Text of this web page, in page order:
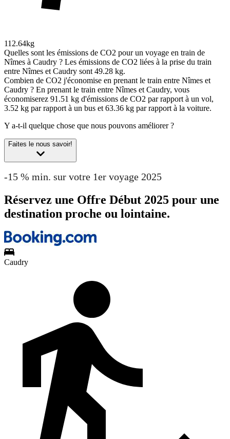
112.64kg
Quelles sont les émissions de CO2 pour un voyage en train de
Nîmes à Caudry ? Les émissions de CO2 liées à la prise du train
entre Nîmes et Caudry sont 49.28 kg.
Combien de CO2 j'économise en prenant le train entre Nîmes et
Caudry ? En prenant le train entre Nîmes et Caudry, vous
économiserez 91.51 kg d'émissions de CO2 par rapport à un vol,
3.52 kg par rapport à un bus et 63.36 kg par rapport à la voiture.
Y a-t-il quelque chose que nous pouvons améliorer ?
Faites le nous savoir!
-15 % min. sur votre 1er voyage 2025
Réservez une Offre Début 2025 pour une
destination proche ou lointaine.
Caudry